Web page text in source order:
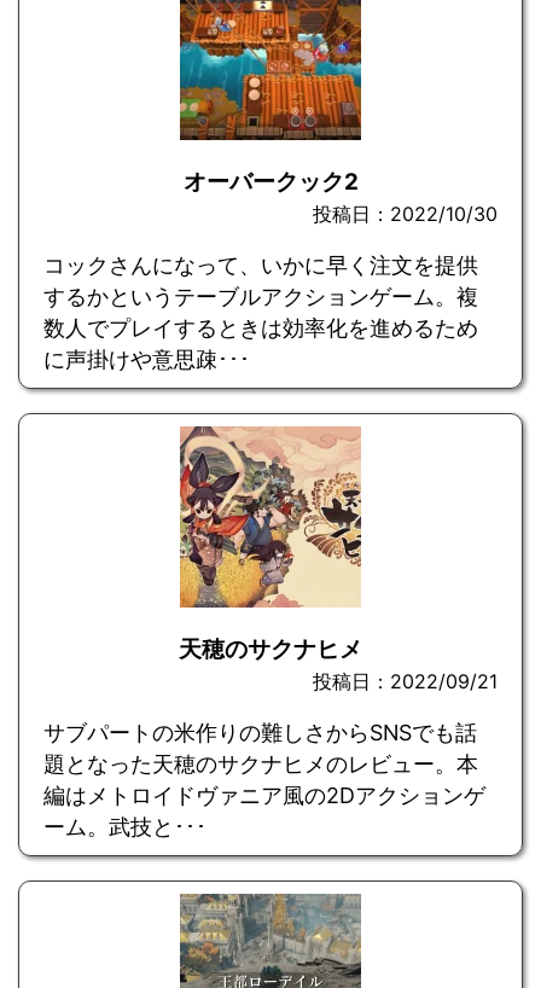
オーバークック2
投稿日：2022/10/30
コックさんになって、いかに早く注文を提供
するかというテーブルアクションゲーム。複
数人でプレイするときは効率化を進めるため
に声掛けや意思疎･･･
天穂のサクナヒメ
投稿日：2022/09/21
サブパートの米作りの難しさからSNSでも話
題となった天穂のサクナヒメのレビュー。本
編はメトロイドヴァニア風の2Dアクションゲ
ーム。武技と･･･